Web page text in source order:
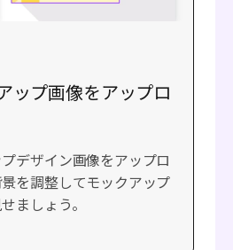
ップ画像をアップロ
デザイン画像をアップロ
を調整してモックアップ
ましょう。